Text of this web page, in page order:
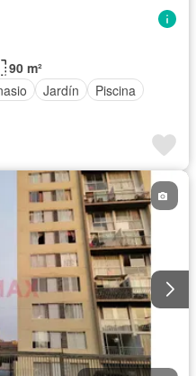
90 m²
Jardín
Piscina